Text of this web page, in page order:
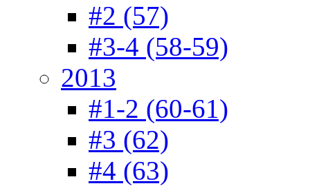
#2 (57)
#3-4 (58-59)
2013
#1-2 (60-61)
#3 (62)
#4 (63)